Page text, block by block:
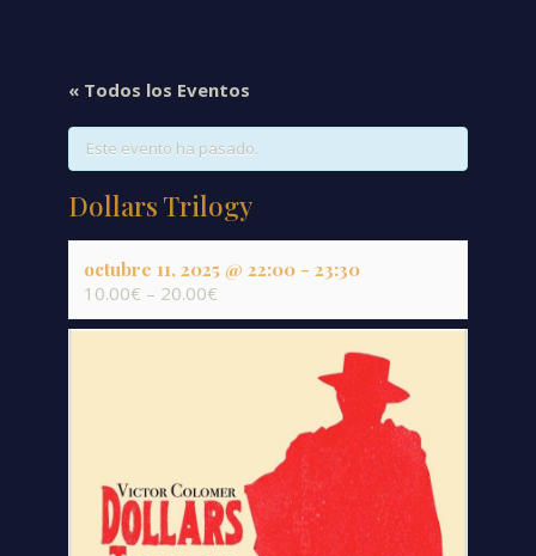
« Todos los Eventos
Este evento ha pasado.
Dollars Trilogy
octubre 11, 2025 @ 22:00- 23:30
10.00€ – 20.00€